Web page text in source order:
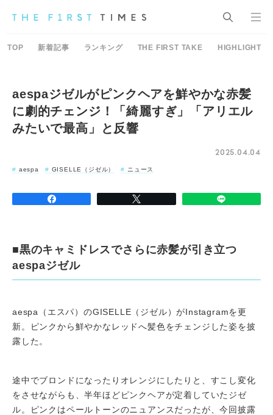
TOP 新着記事 ランキング THE FIRST TAKE HIGHLIGHT
aespaジゼルがピンクヘアを鮮やかな赤髪
に劇的チェンジ！「綺麗すぎ」「アリエル
みたいで最高」と反響
2025.04.04
aespa GISELLE（ジゼル） ニュース
■黒のキャミドレスでさらに赤髪が引き立つ
aespaジゼル
aespa（エスパ）のGISELLE（ジゼル）がInstagramを更
新。ピンクから鮮やかなレッドへ髪色をチェンジした姿を披
露した。
途中でブロンドになったりオレンジにしたりと、すこし変化
をさせながらも、半年ほどピンクヘアが定着していたジゼ
ル。ピンクはペールトーンのニュアンスだったが、今回披露